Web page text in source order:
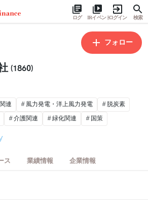
ログ IRイベントログイン 検索
フォロー
(1860)
連 風力発電・洋上風力発電
脱炭素
介護関連 緑化関連 国策
ス 業績情報 企業情報